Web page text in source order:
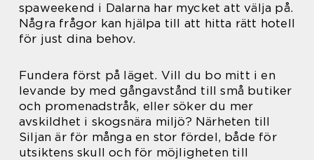
spaweekend i Dalarna har mycket att välja på.
Några frågor kan hjälpa till att hitta rätt hotell
för just dina behov.
Fundera först på läget. Vill du bo mitt i en
levande by med gångavstånd till små butiker
och promenadstråk, eller söker du mer
avskildhet i skogsnära miljö? Närheten till
Siljan är för många en stor fördel, både för
utsiktens skull och för möjligheten till